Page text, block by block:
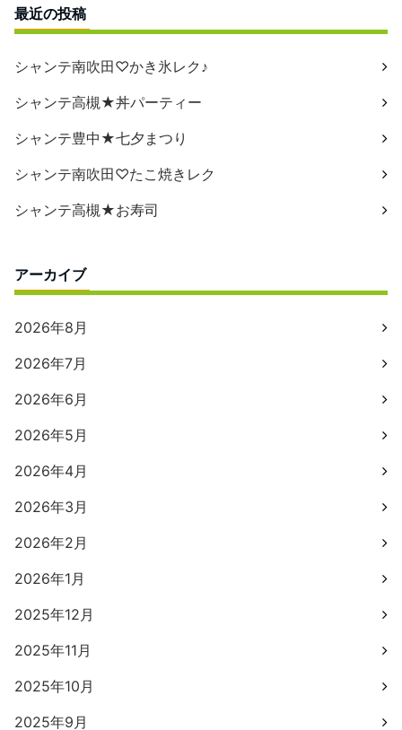
最近の投稿
シャンテ南吹田♡かき氷レク♪
シャンテ高槻★丼パーティー
シャンテ豊中★七夕まつり
シャンテ南吹田♡たこ焼きレク
シャンテ高槻★お寿司
アーカイブ
2026年8月
2026年7月
2026年6月
2026年5月
2026年4月
2026年3月
2026年2月
2026年1月
2025年12月
2025年11月
2025年10月
2025年9月